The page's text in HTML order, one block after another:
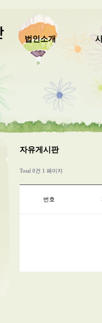
법인소개
자유게시판
Total 0건 1 페이지
번호